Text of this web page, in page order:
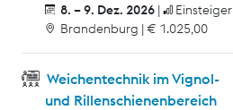
8. – 9. Dez. 2026
Einsteiger
Brandenburg € 1.025,00
Weichentechnik im Vignol-
und Rillenschienenbereich